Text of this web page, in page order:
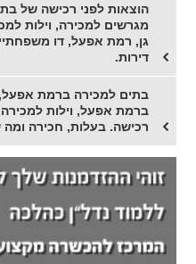
הוצאות לפני רכישה של
מגרשים למכירה, וילות
גן, רמת אפעל, דו
דירות.
בתים למכירה ברמת
ברמת אפעל, וילות
רכישה. בעלות, חכירה ומה